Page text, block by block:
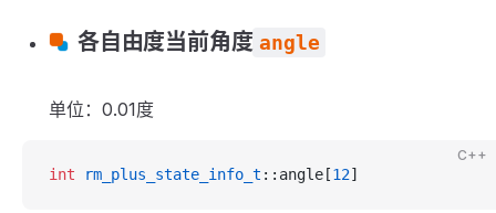
各自由度当前角度 angle
单位：0.01度
C++
int rm_plus_state_info_t ::angle[12]